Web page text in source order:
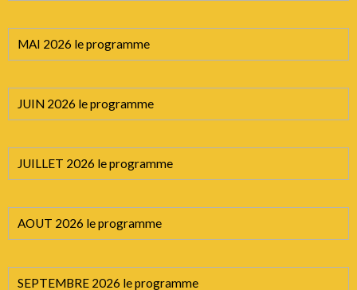
MAI 2026 le programme
JUIN 2026 le programme
JUILLET 2026 le programme
AOUT 2026 le programme
SEPTEMBRE 2026 le programme